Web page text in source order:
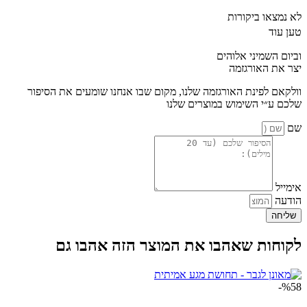
לא נמצאו ביקורות
טען עוד
וביום השמיני אלוהים
יצר את האורגזמה
וולקאם לפינת האורגזמה שלנו, מקום שבו אנחנו שומעים את הסיפור
שלכם ע״י השימוש במוצרים שלנו
שם
אימייל
הודעה
שליחה
לקוחות שאהבו את המוצר הזה אהבו גם
%58-